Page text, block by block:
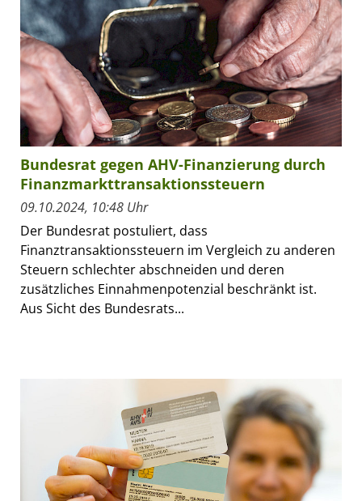
Bundesrat gegen AHV-Finanzierung durch
Finanzmarkttransaktionssteuern
09.10.2024, 10:48 Uhr
Der Bundesrat postuliert, dass
Finanztransaktionssteuern im Vergleich zu anderen
Steuern schlechter abschneiden und deren
zusätzliches Einnahmenpotenzial beschränkt ist.
Aus Sicht des Bundesrats...